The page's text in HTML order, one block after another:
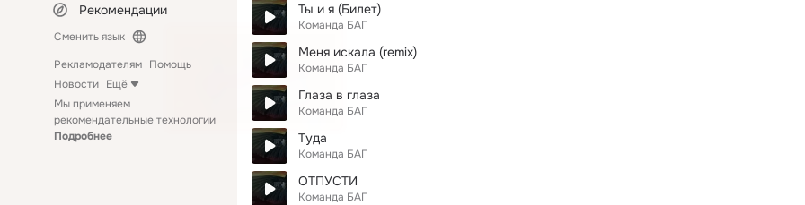
Рекомендации
Сменить язык
Рекламодателям Помощь
Новости Ещё
Мы применяем
рекомендательные технологии
Подробнее
Ты и я (Билет)
Команда БАГ
Меня искала (remix)
Команда БАГ
Глаза в глаза
Команда БАГ
Туда
Команда БАГ
ОТПУСТИ
Команда БАГ